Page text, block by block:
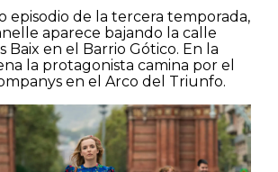
episodio de la tercera temporada,
aparece bajando la calle
Baix en el Barrio Gótico. En la
la protagonista camina por el
en el Arco del Triunfo.